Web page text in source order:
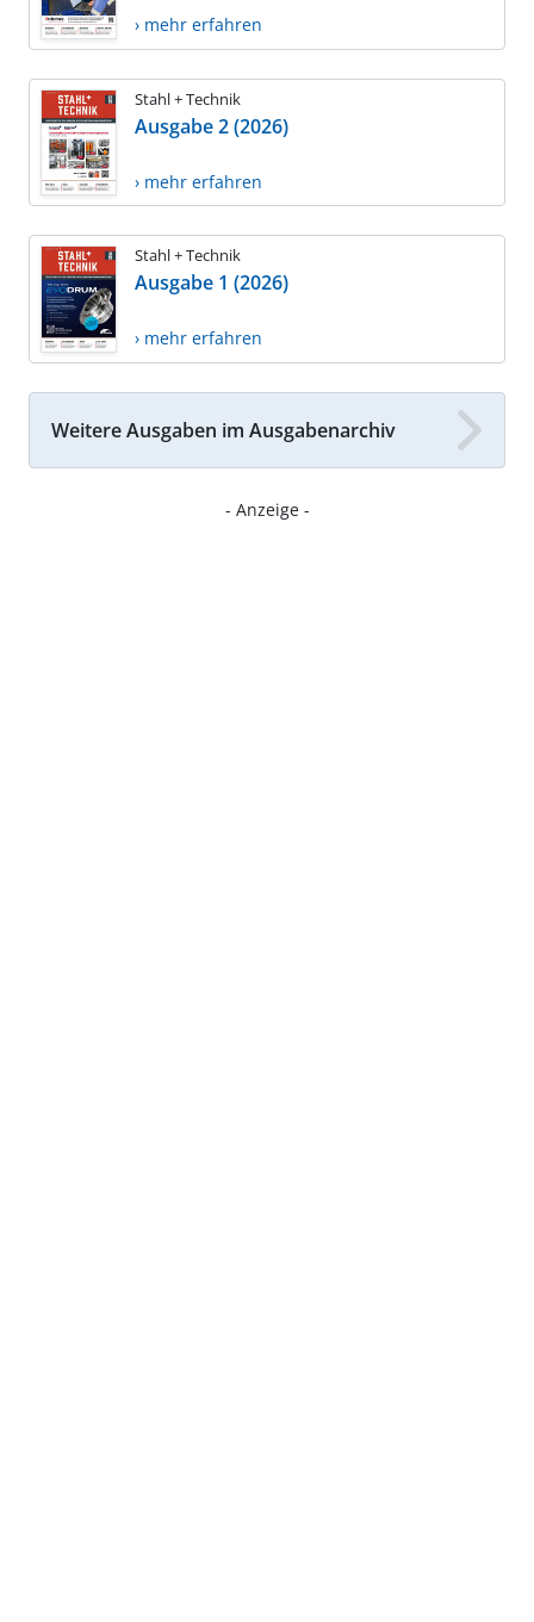
› mehr erfahren
Stahl + Technik
Ausgabe 2 (2026)
› mehr erfahren
Stahl + Technik
Ausgabe 1 (2026)
› mehr erfahren
Weitere Ausgaben im Ausgabenarchiv
- Anzeige -